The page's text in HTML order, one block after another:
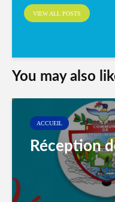
VIEW ALL POSTS
You may also
ACCUEIL
Réception